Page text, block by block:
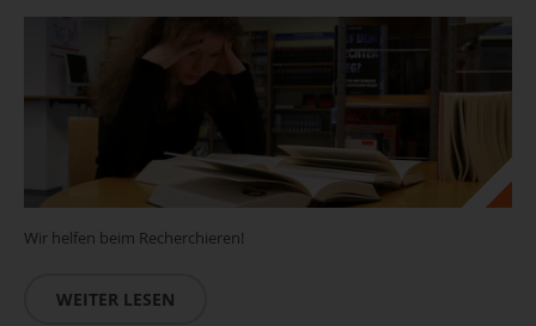
Wir helfen beim Recherchieren!
WEITER LESEN